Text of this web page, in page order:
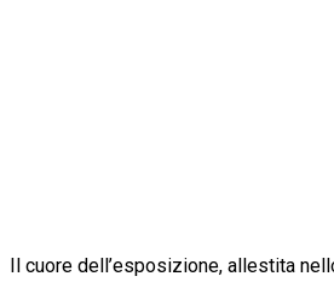
Il cuore dell’esposizione, allestita